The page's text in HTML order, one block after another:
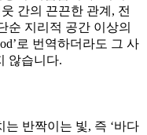
간의 끈끈한 관계, 전
순 지리적 공간 이상의
로 번역하더라도 그 사
않습니다.
는 반짝이는 빛, 즉 ‘바다